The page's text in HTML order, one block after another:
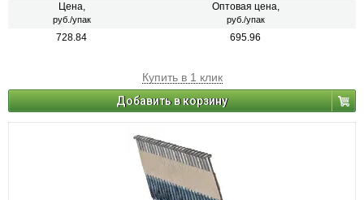
Цена,
руб./упак
Оптовая цена,
руб./упак
728.84 695.96
Купить в 1 клик
Добавить в корзину